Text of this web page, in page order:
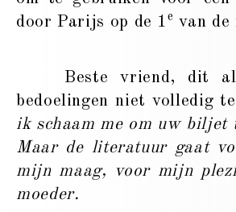
door Parijs op de 1e van de
Beste vriend, dit
bedoelingen niet volledig
ik schaam me om uw biljet
Maar de literatuur gaat
mijn maag, voor mijn
moeder.